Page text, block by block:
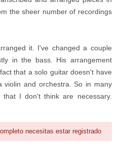
the sheer number of recordings
it. I've changed a couple
in the bass. His arrangement
that a solo guitar doesn't have
and orchestra. So in many
I don't think are necessary.
necesitas estar registrado